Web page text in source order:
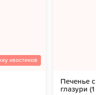
хвостиков
Печенье
глазури